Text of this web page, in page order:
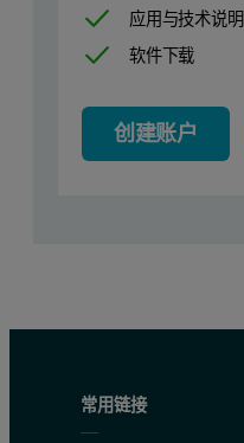
应用与技术说明
软件下载
创建账户
常用链接